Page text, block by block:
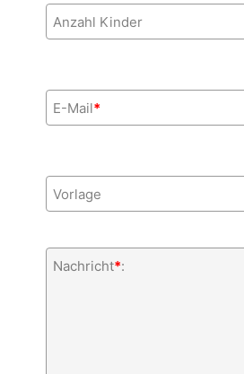
Anzahl Kinder
E-Mail*
Vorlage
Nachricht*: